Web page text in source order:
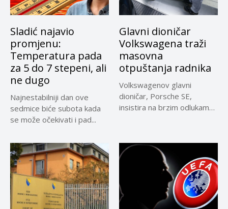
Sladić najavio
promjenu:
Temperatura pada
za 5 do 7 stepeni, ali
ne dugo
Najnestabilniji dan ove
sedmice biće subota kada
se može očekivati i pad...
Glavni dioničar
Volkswagena traži
masovna
otpuštanja radnika
Volkswagenov glavni
dioničar, Porsche SE,
insistira na brzim odlukama